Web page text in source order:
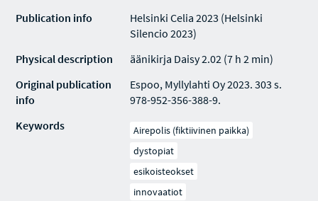
Publication info
Helsinki Celia 2023 (Helsinki
Silencio 2023)
Physical description
äänikirja Daisy 2.02 (7 h 2 min)
Original publication
info
Espoo, Myllylahti Oy 2023. 303 s.
978-952-356-388-9.
Keywords
Airepolis (fiktiivinen paikka)
dystopiat
esikoisteokset
innovaatiot